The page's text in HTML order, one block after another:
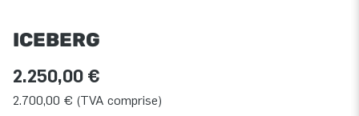
ICEBERG
2.250,00 €
2.700,00 € (TVA comprise)